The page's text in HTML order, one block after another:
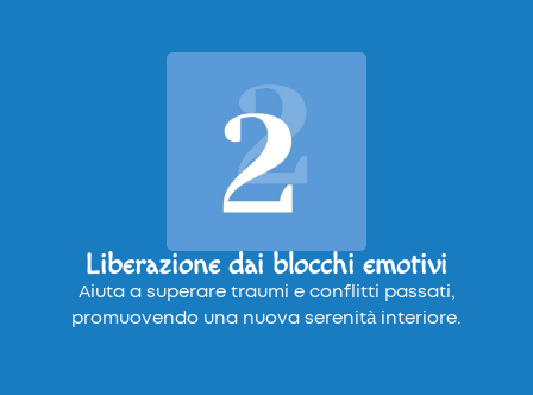
Liberazione dai blocchi emotivi
Aiuta a superare traumi e conflitti passati,
promuovendo una nuova serenità interiore.